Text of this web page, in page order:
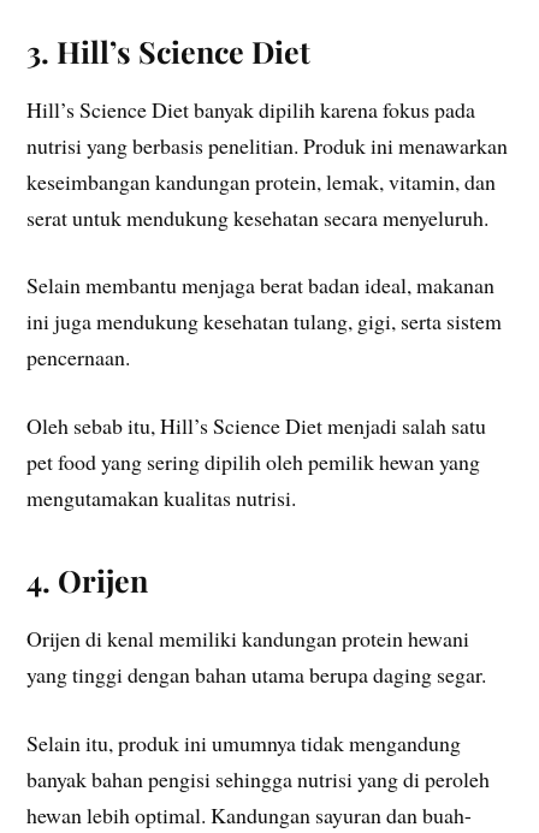
3. Hill’s Science Diet
Hill’s Science Diet banyak dipilih karena fokus pada
nutrisi yang berbasis penelitian. Produk ini menawarkan
keseimbangan kandungan protein, lemak, vitamin, dan
serat untuk mendukung kesehatan secara menyeluruh.
Selain membantu menjaga berat badan ideal, makanan
ini juga mendukung kesehatan tulang, gigi, serta sistem
pencernaan.
Oleh sebab itu, Hill’s Science Diet menjadi salah satu
pet food yang sering dipilih oleh pemilik hewan yang
mengutamakan kualitas nutrisi.
4. Orijen
Orijen di kenal memiliki kandungan protein hewani
yang tinggi dengan bahan utama berupa daging segar.
Selain itu, produk ini umumnya tidak mengandung
banyak bahan pengisi sehingga nutrisi yang di peroleh
hewan lebih optimal. Kandungan sayuran dan buah-